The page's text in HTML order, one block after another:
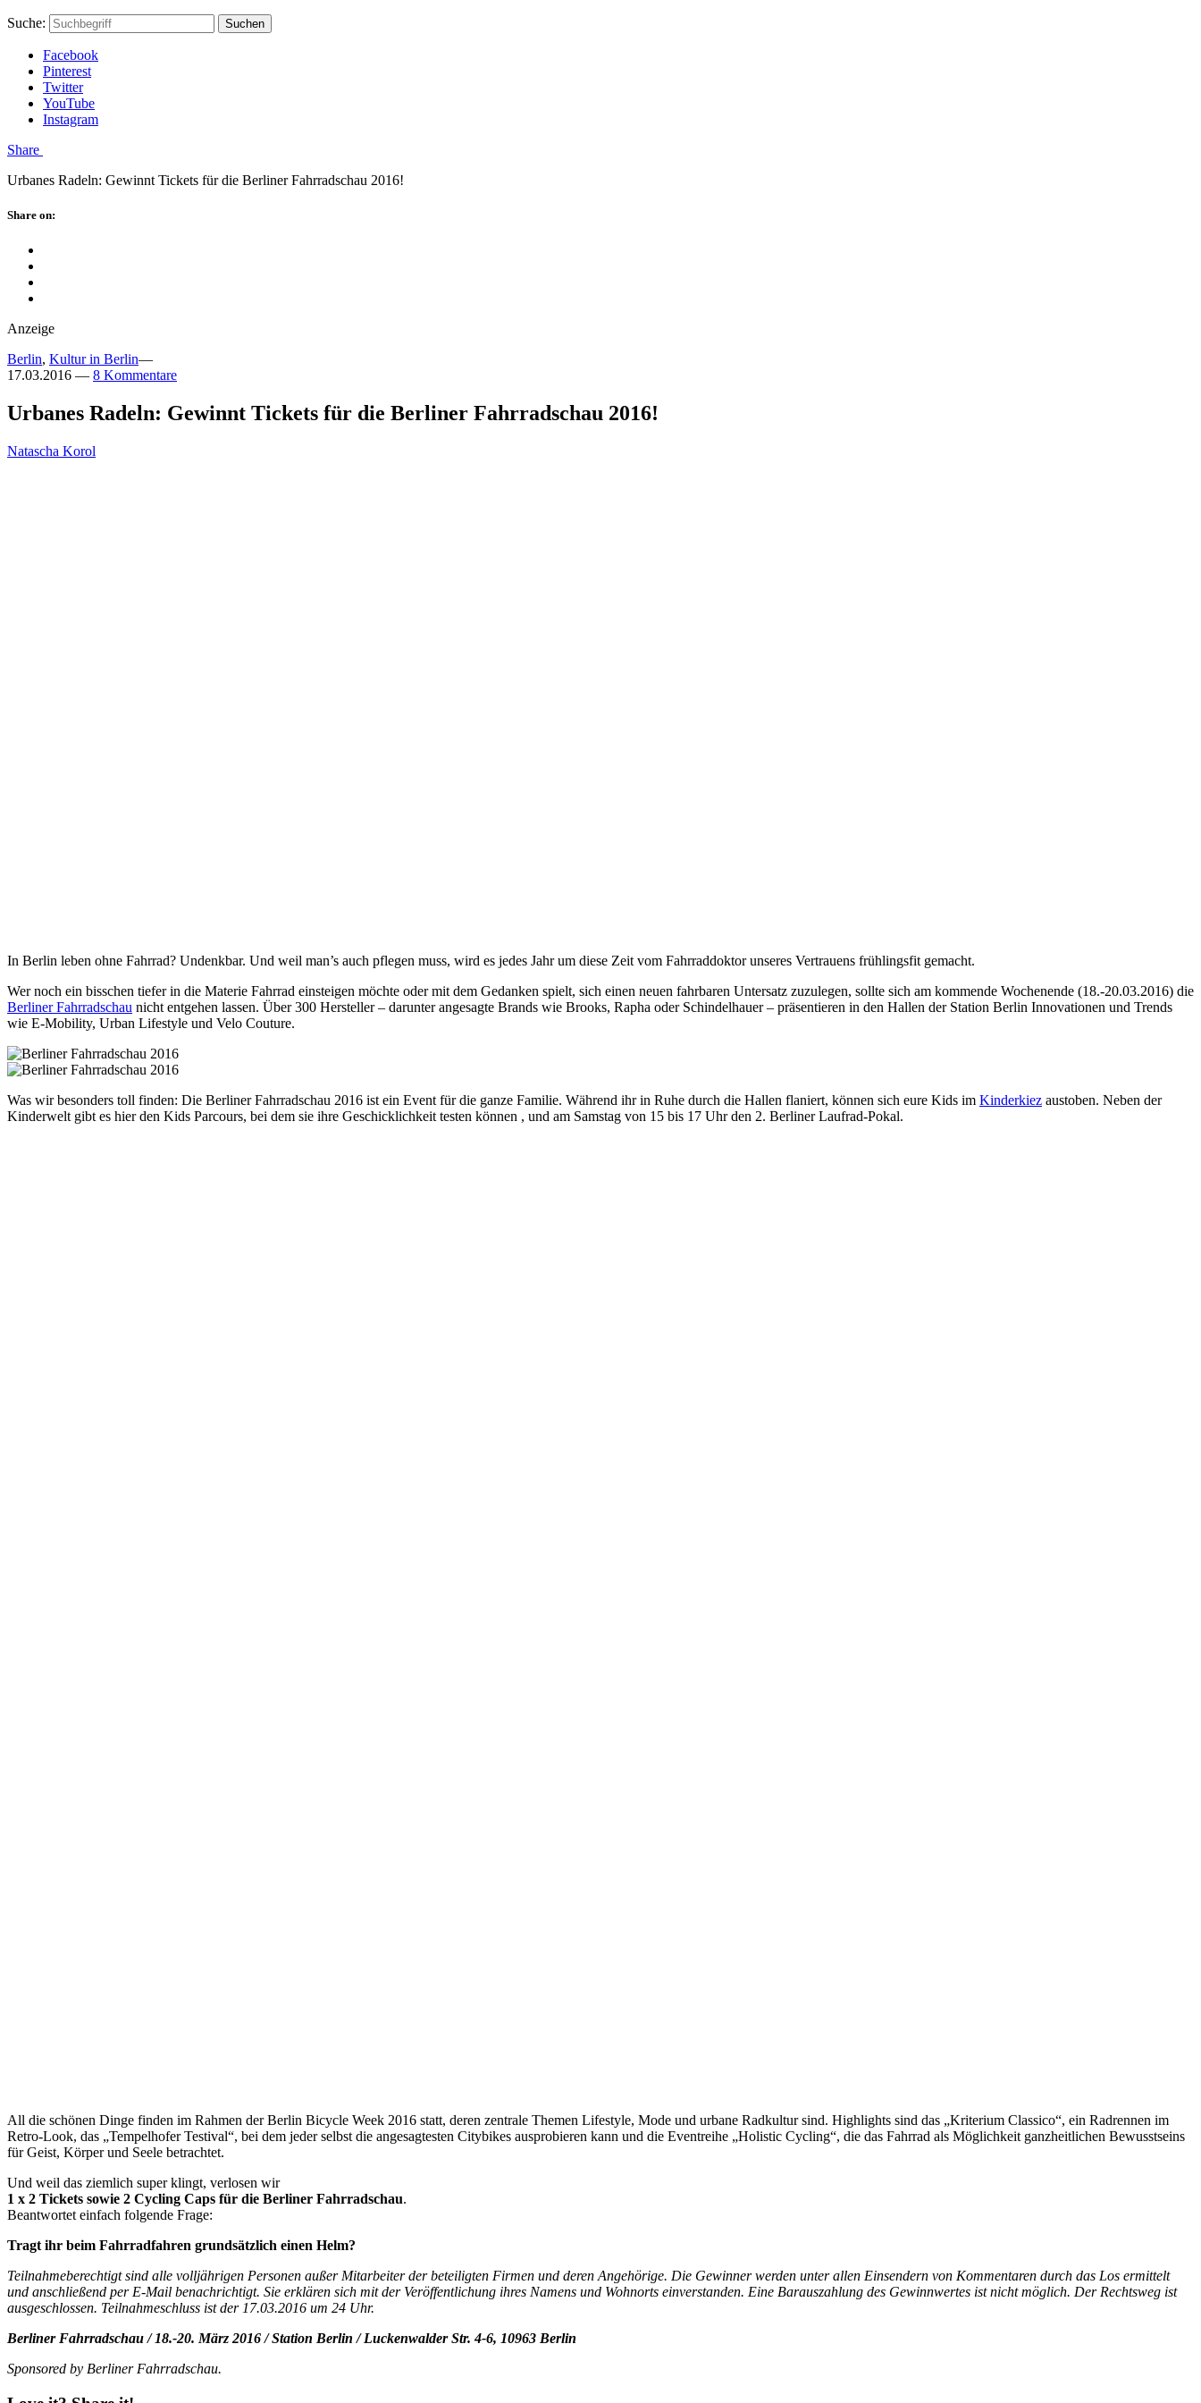
Skip
content
Hauptstadtmutti
Schließen
Search
Schließen
Suche: Suchen
Facebook
Pinterest
Twitter
YouTube
Instagram
Menü
Share
Urbanes Radeln: Gewinnt Tickets für die Berliner Fahrradschau 2016!
Schließen
Share on:
Anzeige
Berlin, Kultur in Berlin—
17.03.2016 — 8 Kommentare
Urbanes Radeln: Gewinnt Tickets für die Berliner Fahrradschau 2016!
Natascha Korol
In Berlin leben ohne Fahrrad? Undenkbar. Und weil man’s auch pflegen muss, wird es jedes Jahr um diese Zeit vom Fahrraddoktor unseres Vertrauens frühlingsfit gemacht.
Wer noch ein bisschen tiefer in die Materie Fahrrad einsteigen möchte oder mit dem Gedanken spielt, sich einen neuen fahrbaren Untersatz zuzulegen, sollte sich am kommende Wochenende (18.-20.03.2016) die
Berliner Fahrradschau nicht entgehen lassen. Über 300 Hersteller – darunter angesagte Brands wie Brooks, Rapha oder Schindelhauer – präsentieren in den Hallen der Station Berlin Innovationen und Trends
wie E-Mobility, Urban Lifestyle und Velo Couture.
Was wir besonders toll finden: Die Berliner Fahrradschau 2016 ist ein Event für die ganze Familie. Während ihr in Ruhe durch die Hallen flaniert, können sich eure Kids im Kinderkiez austoben. Neben der
Kinderwelt gibt es hier den Kids Parcours, bei dem sie ihre Geschicklichkeit testen können , und am Samstag von 15 bis 17 Uhr den 2. Berliner Laufrad-Pokal.
All die schönen Dinge finden im Rahmen der Berlin Bicycle Week 2016 statt, deren zentrale Themen Lifestyle, Mode und urbane Radkultur sind. Highlights sind das „Kriterium Classico“, ein Radrennen im
Retro-Look, das „Tempelhofer Testival“, bei dem jeder selbst die angesagtesten Citybikes ausprobieren kann und die Eventreihe „Holistic Cycling“, die das Fahrrad als Möglichkeit ganzheitlichen Bewusstseins
für Geist, Körper und Seele betrachtet.
Und weil das ziemlich super klingt, verlosen wir
1 x 2 Tickets sowie 2 Cycling Caps für die Berliner Fahrradschau.
Beantwortet einfach folgende Frage:
Tragt ihr beim Fahrradfahren grundsätzlich einen Helm?
Teilnahmeberechtigt sind alle volljährigen Personen außer Mitarbeiter der beteiligten Firmen und deren Angehörige. Die Gewinner werden unter allen Einsendern von Kommentaren durch das Los ermittelt
und anschließend per E-Mail benachrichtigt. Sie erklären sich mit der Veröffentlichung ihres Namens und Wohnorts einverstanden. Eine Barauszahlung des Gewinnwertes ist nicht möglich. Der Rechtsweg ist
ausgeschlossen. Teilnahmeschluss ist der 17.03.2016 um 24 Uhr.
Berliner Fahrradschau / 18.-20. März 2016 / Station Berlin / Luckenwalder Str. 4-6, 10963 Berlin
Sponsored by Berliner Fahrradschau.